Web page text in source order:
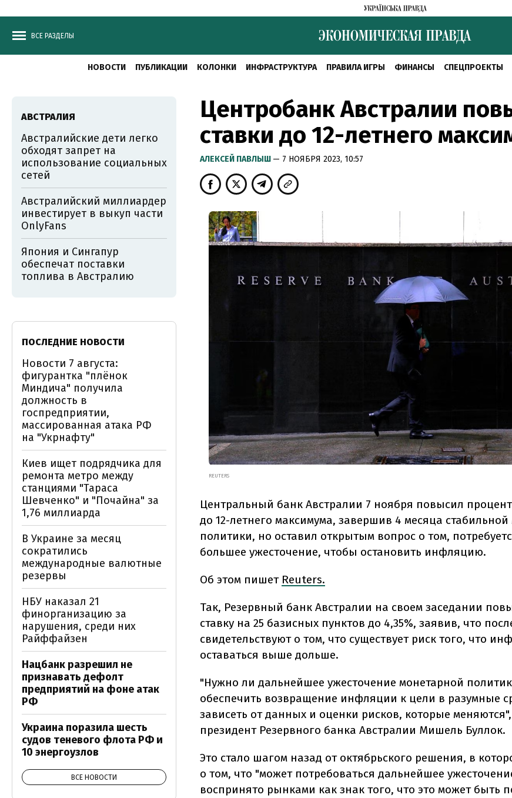
ВСЕ РАЗДЕЛЫ
НОВОСТИ ПУБЛИКАЦИИ КОЛОНКИ ИНФРАСТРУКТУРА ПРАВИЛА ИГРЫ ФИНАНСЫ СПЕЦПРОЕКТЫ
Центробанк Австралии
ставки до 12-летнего
АЛЕКСЕЙ ПАВЛЫШ — 7 НОЯБРЯ 2023, 10:57
REUTERS
Центральный банк Австралии 7 ноября повысил
до 12-летнего максимума, завершив 4 месяца
политики, но оставил открытым вопрос о том,
большее ужесточение, чтобы остановить инфляцию.
Об этом пишет Reuters.
Так, Резервный банк Австралии на своем заседании
ставку на 25 базисных пунктов до 4,35%, заявив, что
свидетельствуют о том, что существует риск того, что
оставаться выше дольше.
"Нужно ли дальнейшее ужесточение монетарной
обеспечить возвращение инфляции к цели в разумные
зависеть от данных и оценки рисков, которые
президент Резервного банка Австралии Мишель Буллок.
Это стало шагом назад от октябрьского решения, в
о том, что "может потребоваться дальнейшее
воспринято рынками как знак того, что это может быть
АВСТРАЛИЯ
Австралийские дети легко
обходят запрет на
использование социальных
сетей
Австралийский миллиардер
инвестирует в выкуп части
OnlyFans
Япония и Сингапур
обеспечат поставки
топлива в Австралию
ПОСЛЕДНИЕ НОВОСТИ
Новости 7 августа:
фигурантка "плёнок
Миндича" получила
должность в
госпредприятии,
массированная атака РФ
на "Укрнафту"
Киев ищет подрядчика для
ремонта метро между
станциями "Тараса
Шевченко" и "Почайна" за
1,76 миллиарда
В Украине за месяц
сократились
международные валютные
резервы
НБУ наказал 21
финорганизацию за
нарушения, среди них
Райффайзен
Нацбанк разрешил не
признавать дефолт
предприятий на фоне атак
РФ
Украина поразила шесть
судов теневого флота РФ и
10 энергоузлов
ВСЕ НОВОСТИ